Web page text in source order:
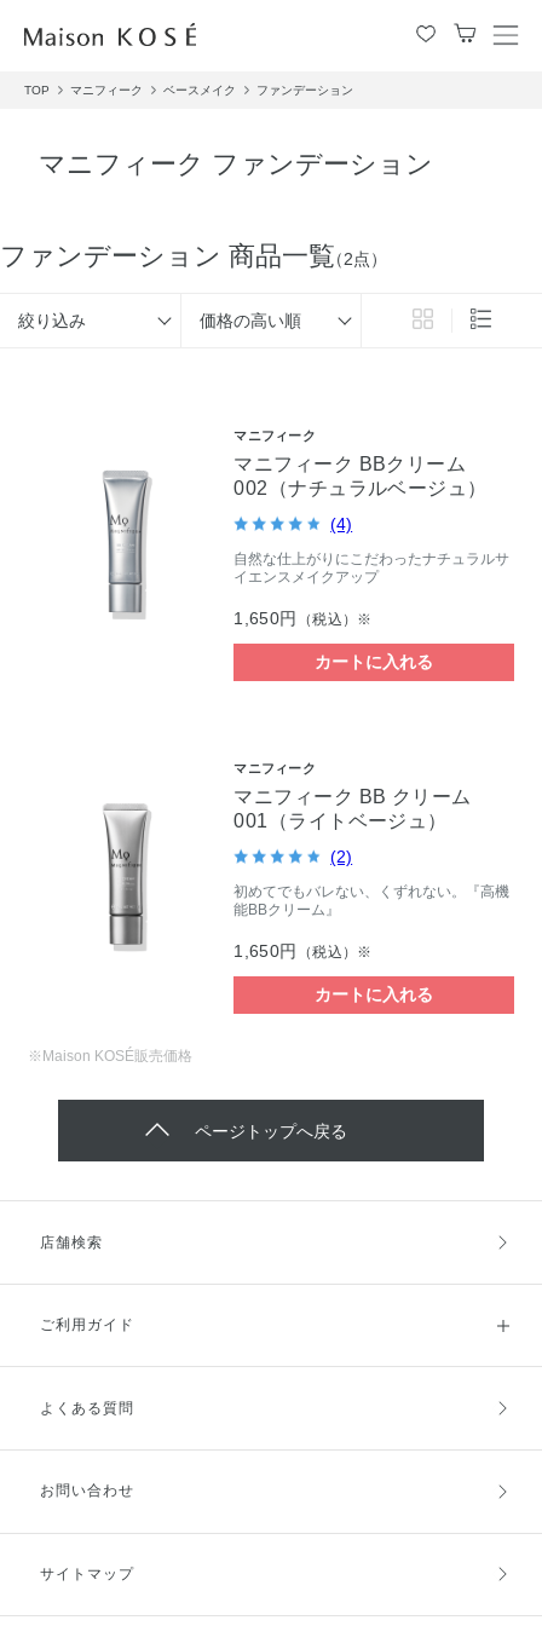
メ
TOP マニフィーク ベースメイク ファンデーション
マニフィーク ファンデーション
ファンデーション 商品一覧（2点）
絞り込み 価格の高い順
マニフィーク
マニフィーク BBクリーム
002（ナチュラルベージュ）
(4)
自然な仕上がりにこだわったナチュラルサ
イエンスメイクアップ
1,650円 （税込）※
カートに入れる
マニフィーク
マニフィーク BB クリーム
001（ライトベージュ）
(2)
初めてでもバレない、くずれない。『高機
能BBクリーム』
1,650円 （税込）※
カートに入れる
※Maison KOSÉ販売価格
ページトップへ戻る
店舗検索
ご利用ガイド
ご利用ガイドトップ
お支払方法
キャンセル・返品・交換
よくある質問
お問い合わせ
サイトマップ